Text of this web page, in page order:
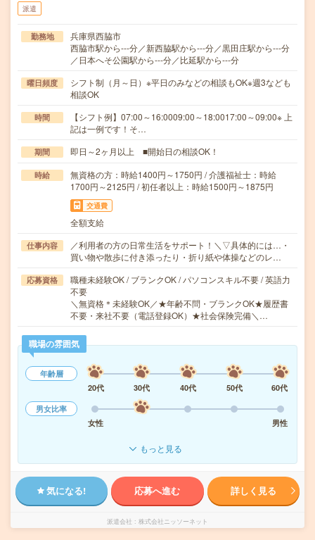
派遣
勤務地
兵庫県西脇市
西脇市駅から---分／新西脇駅から---分／黒田庄駅から---分
／日本へそ公園駅から---分／比延駅から---分
曜日頻度
シフト制（月～日）※平日のみなどの相談もOK※週3なども
相談OK
時間
【シフト例】07:00～16:0009:00～18:0017:00～09:00※ 上
記は一例です！そ…
期間 即日～2ヶ月以上 ■開始日の相談OK！
時給
無資格の方：時給1400円～1750円 / 介護福祉士：時給
1700円～2125円 / 初任者以上：時給1500円～1875円
交通費
全額支給
仕事内容
／利用者の方の日常生活をサポート！＼▽具体的には…・
買い物や散歩に付き添ったり・折り紙や体操などのレ…
応募資格
職種未経験OK / ブランクOK / パソコンスキル不要 / 英語力
不要
＼無資格＊未経験OK／★年齢不問・ブランクOK★履歴書
不要・来社不要（電話登録OK）★社会保険完備＼…
職場の雰囲気
年齢層
20代
30代 40代 50代
60代
男女比率
女性
男性
もっと見る
気になる! 応募へ進む 詳しく見る
派遣会社 株式会社ニッソーネット